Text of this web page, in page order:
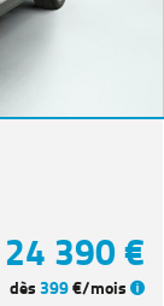
24 390 €
dès399€/mois